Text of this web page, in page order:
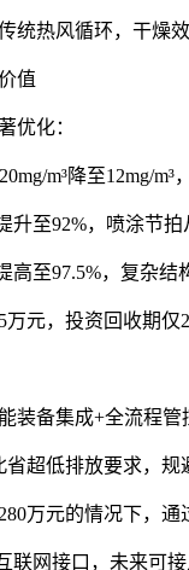
统热风循环，干燥
值
优化：
m³降至12mg/
至92%，喷涂节
至97.5%，复杂结
元，投资回收期仅
装备集成+全流程
超低排放要求，规
万元的情况下，通
联网接口，未来可